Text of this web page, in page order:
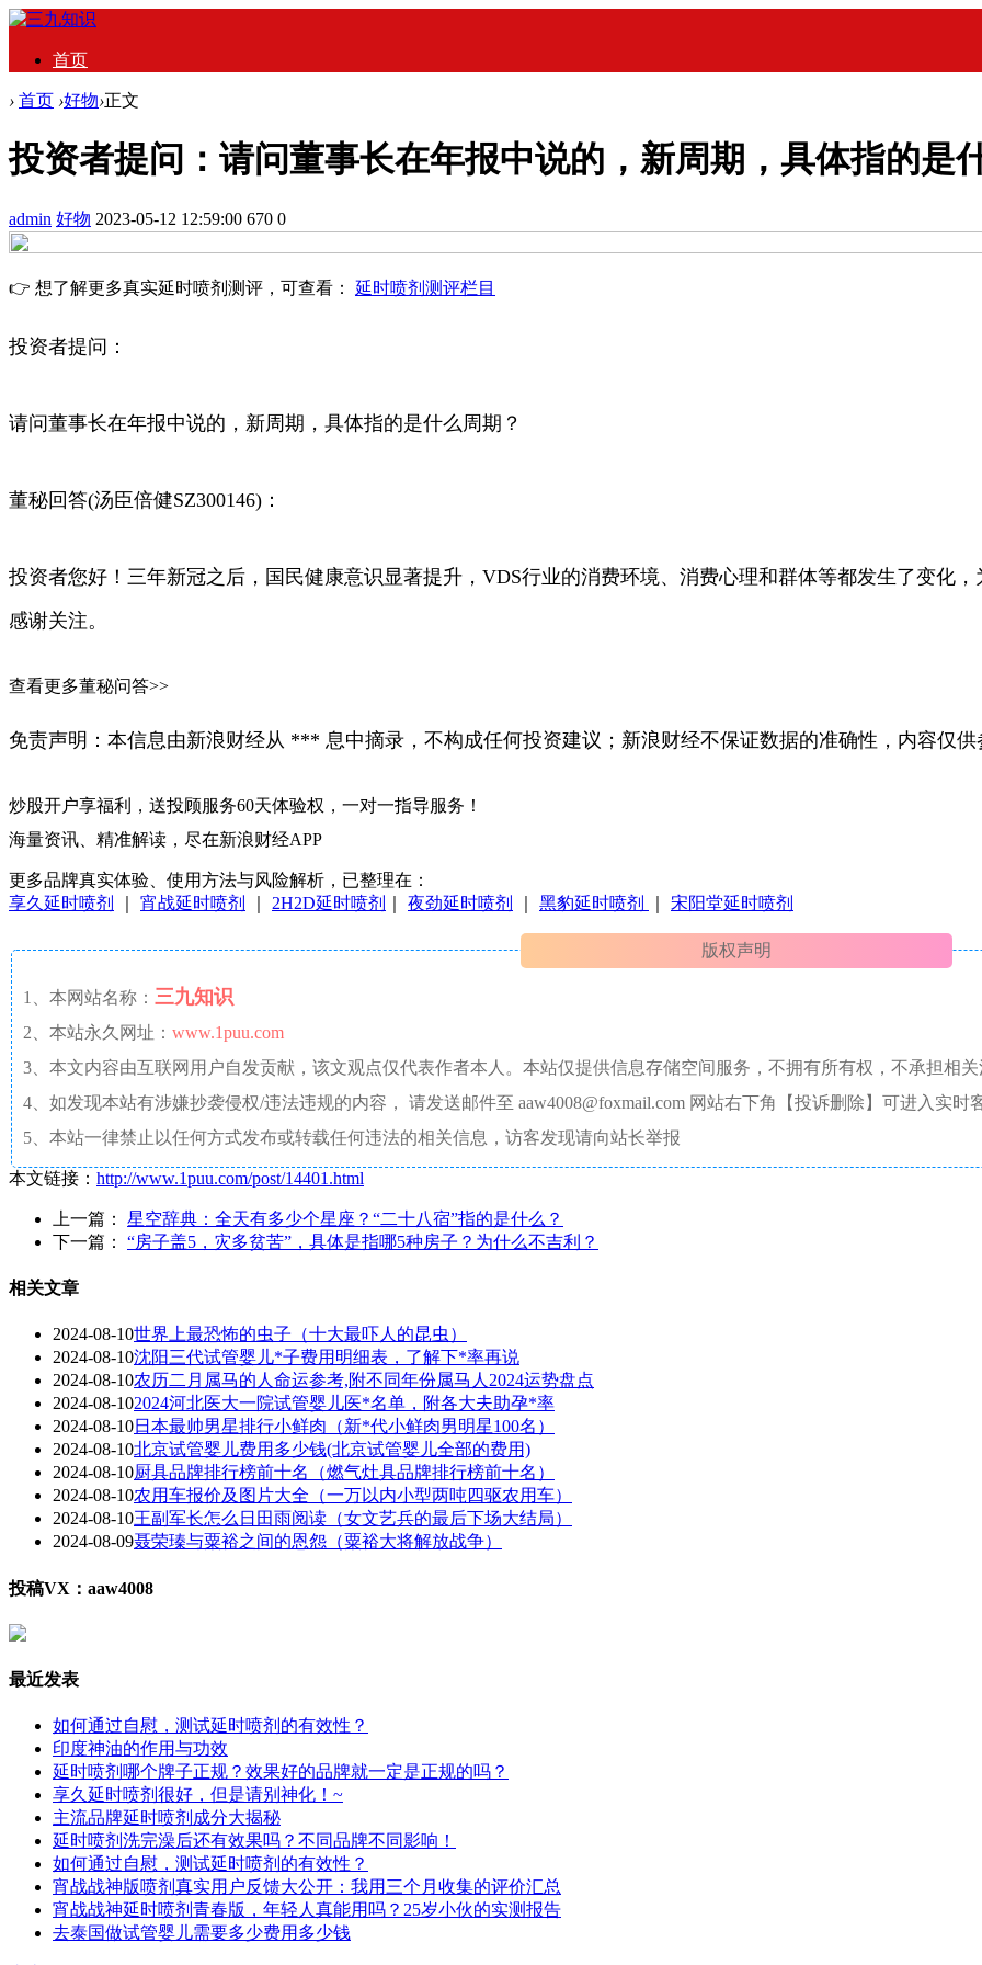
首页
› 首页 ›好物›正文
投资者提问：请问董事长在年报中说的，新周期，具体指的是
admin 好物 2023-05-12 12:59:00 670 0
👉 想了解更多真实延时喷剂测评，可查看： 延时喷剂测评栏目
投资者提问：
请问董事长在年报中说的，新周期，具体指的是什么周期？
董秘回答(汤臣倍健SZ300146)：
投资者您好！三年新冠之后，国民健康意识显著提升，VDS行业的消费环境、消费心理和群体等都发生了变化
感谢关注。
查看更多董秘问答>>
免责声明：本信息由新浪财经从 *** 息中摘录，不构成任何投资建议；新浪财经不保证数据的准确性，内容仅供
炒股开户享福利，送投顾服务60天体验权，一对一指导服务！
海量资讯、精准解读，尽在新浪财经APP
更多品牌真实体验、使用方法与风险解析，已整理在：
享久延时喷剂
宵战延时喷剂 2H2D延时喷剂 夜劲延时喷剂 黑豹延时喷剂 宋阳堂延时喷剂
版权声明
1、本网站名称： 三九知识
2、本站永久网址： www.1puu.com
3、本文内容由互联网用户自发贡献，该文观点仅代表作者本人。本站仅提供信息存储空间服务，不拥有所有权，不承担相
4、如发现本站有涉嫌抄袭侵权/违法违规的内容， 请发送邮件至 aaw4008@foxmail.com 网站右下角【投诉删除】可进入实时
5、本站一律禁止以任何方式发布或转载任何违法的相关信息，访客发现请向站长举报
本文链接： http://www.1puu.com/post/14401.html
上一篇： 星空辞典：全天有多少个星座？“二十八宿”指的是什么？
下一篇： “房子盖5，灾多贫苦”，具体是指哪5种房子？为什么不吉利？
相关文章
2024-08-10世界上最恐怖的虫子（十大最吓人的昆虫）
2024-08-10沈阳三代试管婴儿*子费用明细表，了解下*率再说
2024-08-10农历二月属马的人命运参考,附不同年份属马人2024运势盘点
2024-08-102024河北医大一院试管婴儿医*名单，附各大夫助孕*率
2024-08-10日本最帅男星排行小鲜肉（新*代小鲜肉男明星100名）
2024-08-10北京试管婴儿费用多少钱(北京试管婴儿全部的费用)
2024-08-10厨具品牌排行榜前十名（燃气灶具品牌排行榜前十名）
2024-08-10农用车报价及图片大全（一万以内小型两吨四驱农用车）
2024-08-10王副军长怎么日田雨阅读（女文艺兵的最后下场大结局）
2024-08-09聂荣瑧与粟裕之间的恩怨（粟裕大将解放战争）
投稿VX：aaw4008
最近发表
如何通过自慰，测试延时喷剂的有效性？
印度神油的作用与功效
延时喷剂哪个牌子正规？效果好的品牌就一定是正规的吗？
享久延时喷剂很好，但是请别神化！~
主流品牌延时喷剂成分大揭秘
延时喷剂洗完澡后还有效果吗？不同品牌不同影响！
如何通过自慰，测试延时喷剂的有效性？
宵战战神版喷剂真实用户反馈大公开：我用三个月收集的评价汇总
宵战战神延时喷剂青春版，年轻人真能用吗？25岁小伙的实测报告
去泰国做试管婴儿需要多少费用多少钱